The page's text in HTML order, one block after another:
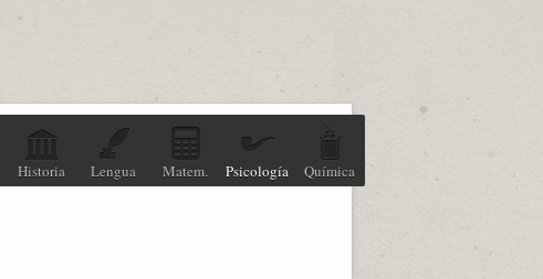
Historia Lengua Matem. Psicología Química